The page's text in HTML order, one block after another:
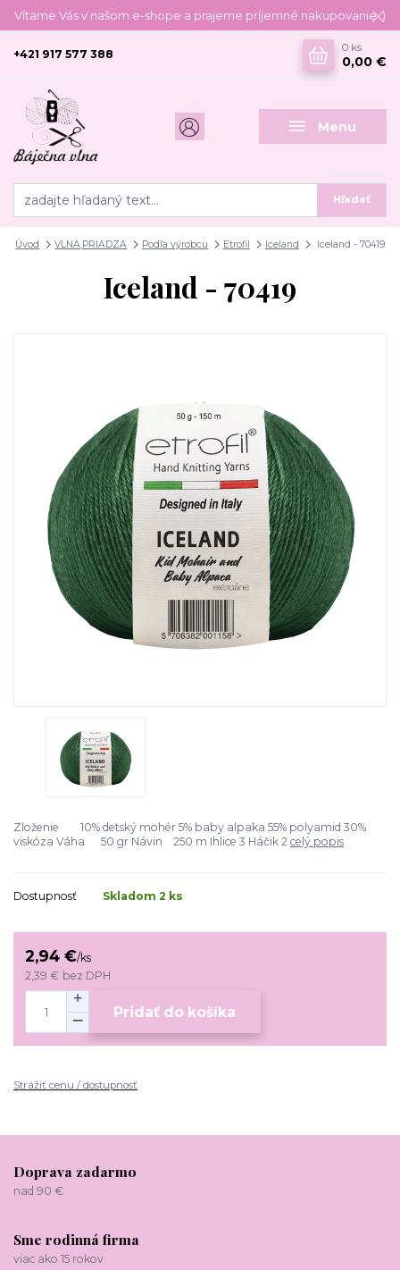
Vítame Vás v našom e-shope a prajeme príjemné nakupovanie :)
Menu
Hľadať
+421 917 577 388
0 ks
0,00 €
Úvod VLNA,PRIADZA Podľa výrobcu Etrofil Iceland Iceland - 70419
Iceland - 70419
Zloženie 10% detský mohér 5% baby alpaka 55% polyamid 30%
viskóza Váha 50 gr Návin 250 m Ihlice 3 Háčik 2 celý popis
Dostupnosť Skladom 2 ks
2,94 €/ks
2,39 € bez DPH
Pridať do košíka
Strážiť cenu / dostupnosť
Doprava zadarmo
nad 90 €
Sme rodinná firma
viac ako 15 rokov